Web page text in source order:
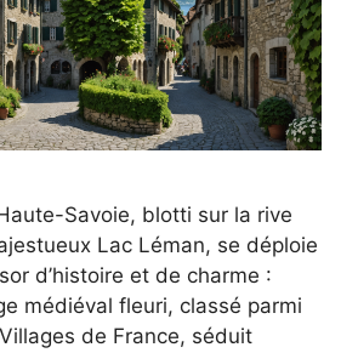
Savoie, blotti sur la rive
Lac Léman, se déploie
d’histoire et de charme :
médiéval fleuri, classé parmi
de France, séduit